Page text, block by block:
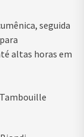
seguida
altas horas em